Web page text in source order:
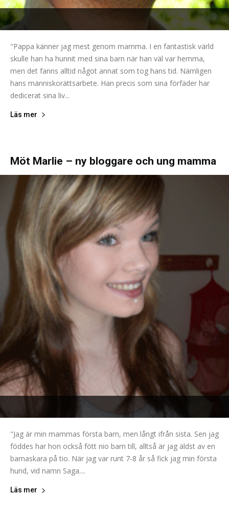
"Pappa känner jag mest genom mamma. I en fantastisk värld
skulle han ha hunnit med sina barn när han väl var hemma,
men det fanns alltid något annat som tog hans tid. Nämligen
hans människorättsarbete. Han precis som sina förfäder har
dedicerat sina liv...
Läs mer
Möt Marlie – ny bloggare och ung mamma
"Jag är min mammas första barn, men långt ifrån sista. Sen jag
föddes har hon också fött nio barn till, alltså är jag äldst av en
barnaskara på tio. När jag var runt 7-8 år så fick jag min första
hund, vid namn Saga....
Läs mer